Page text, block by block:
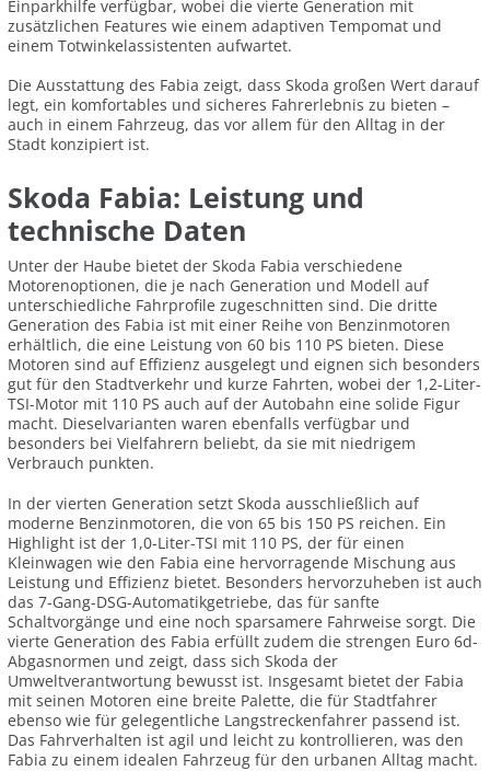
Einparkhilfe verfügbar, wobei die vierte Generation mit
zusätzlichen Features wie einem adaptiven Tempomat und
einem Totwinkelassistenten aufwartet.
Die Ausstattung des Fabia zeigt, dass Skoda großen Wert darauf
legt, ein komfortables und sicheres Fahrerlebnis zu bieten –
auch in einem Fahrzeug, das vor allem für den Alltag in der
Stadt konzipiert ist.
Skoda Fabia: Leistung und
technische Daten
Unter der Haube bietet der Skoda Fabia verschiedene
Motorenoptionen, die je nach Generation und Modell auf
unterschiedliche Fahrprofile zugeschnitten sind. Die dritte
Generation des Fabia ist mit einer Reihe von Benzinmotoren
erhältlich, die eine Leistung von 60 bis 110 PS bieten. Diese
Motoren sind auf Effizienz ausgelegt und eignen sich besonders
gut für den Stadtverkehr und kurze Fahrten, wobei der 1,2-Liter-
TSI-Motor mit 110 PS auch auf der Autobahn eine solide Figur
macht. Dieselvarianten waren ebenfalls verfügbar und
besonders bei Vielfahrern beliebt, da sie mit niedrigem
Verbrauch punkten.
In der vierten Generation setzt Skoda ausschließlich auf
moderne Benzinmotoren, die von 65 bis 150 PS reichen. Ein
Highlight ist der 1,0-Liter-TSI mit 110 PS, der für einen
Kleinwagen wie den Fabia eine hervorragende Mischung aus
Leistung und Effizienz bietet. Besonders hervorzuheben ist auch
das 7-Gang-DSG-Automatikgetriebe, das für sanfte
Schaltvorgänge und eine noch sparsamere Fahrweise sorgt. Die
vierte Generation des Fabia erfüllt zudem die strengen Euro 6d-
Abgasnormen und zeigt, dass sich Skoda der
Umweltverantwortung bewusst ist. Insgesamt bietet der Fabia
mit seinen Motoren eine breite Palette, die für Stadtfahrer
ebenso wie für gelegentliche Langstreckenfahrer passend ist.
Das Fahrverhalten ist agil und leicht zu kontrollieren, was den
Fabia zu einem idealen Fahrzeug für den urbanen Alltag macht.